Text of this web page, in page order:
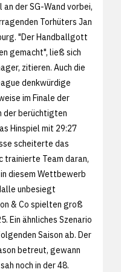
der SG-Wand vorbei,
Torhüters Jan
"Der Handballgott
gemacht", ließ sich
zitieren. Auch die
denkwürdige
im Finale der
der berüchtigten
Hinspiel mit 29:27
scheiterte das
trainierte Team daran,
diesem Wettbewerb
unbesiegt
& Co spielten groß
Ein ähnliches Szenario
Saison ab. Der
betreut, gewann
noch in der 48.